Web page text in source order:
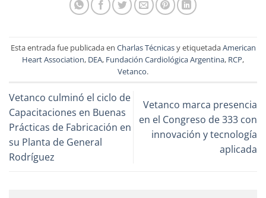
Esta entrada fue publicada en Charlas Técnicasy etiquetadaAmerican
Heart Association, DEA, Fundación Cardiológica Argentina, RCP,
Vetanco.
Vetanco culminó el ciclo de
Capacitaciones en Buenas
Prácticas de Fabricación en
su Planta de General
Rodríguez
Vetanco marca presencia
en el Congreso de 333 con
innovación y tecnología
aplicada